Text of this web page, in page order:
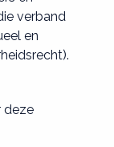
verband
en
deze